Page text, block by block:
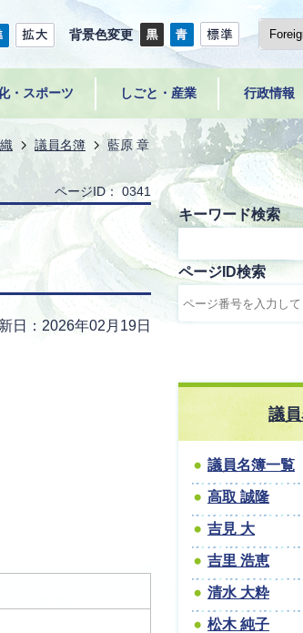
背景色変更
・スポーツ しごと・産業 行政情報
議員名簿 藍原 章
ページID： 0341
日：2026年02月19日
キーワード検索
ページID検索
議
議員名簿一覧
高取 誠隆
吉見 大
吉里 浩恵
清水 大粋
松木 純子